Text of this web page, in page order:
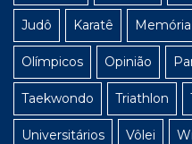
Judô Karatê Memória
Olímpicos Opinião
Taekwondo Triathlon
Universitários Vôlei